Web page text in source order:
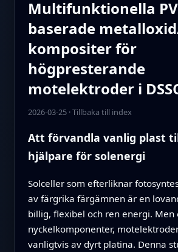
Multifunktionella
baserade
kompositer för
högpresterande
motelektroder i
2026-03-25·Tillbaka till index
Att förvandla vanlig plast
hjälpare för solenergi
Solceller som efterliknar
av färgrika färgämnen är en
billig, flexibel och ren energi. Men
nyckelkomponenter,
vanligtvis av dyrt platina. Denna